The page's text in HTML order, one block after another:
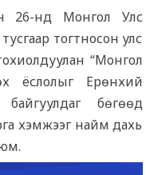
26-нд Монгол Улс
тогтносон улс
“Монгол
ёслолыг Ерөнхий
бөгөөд
хэмжээг найм дахь